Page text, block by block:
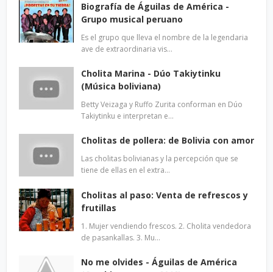
Biografía de Águilas de América -
Grupo musical peruano
Es el grupo que lleva el nombre de la legendaria
ave de extraordinaria vis…
Cholita Marina - Dúo Takiytinku
(Música boliviana)
Betty Veizaga y Ruffo Zurita conforman en Dúo
Takiytinku e interpretan e…
Cholitas de pollera: de Bolivia con amor
Las cholitas bolivianas y la percepción que se
tiene de ellas en el extra…
Cholitas al paso: Venta de refrescos y
frutillas
1. Mujer vendiendo frescos. 2. Cholita vendedora
de pasankallas. 3. Mu…
No me olvides - Águilas de América